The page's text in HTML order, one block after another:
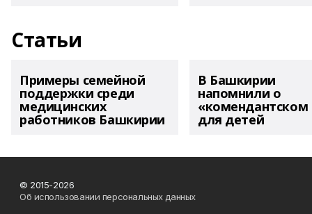
Статьи
Примеры семейной
поддержки среди
медицинских
работников Башкирии
В Башкирии
напомнили о
«комендантском
для детей
© 2015-2026
Об использовании персональных данных